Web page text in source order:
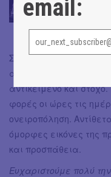
Συλλογίζομαι και
αλλά δεν χάνομαι σε
αντικείμενο και
φορές οι ώρες τις
ονειροπόληση.
όμορφες εικόνες της
και προσπάθεια.
Ευχαριστούμε πολύ
email: